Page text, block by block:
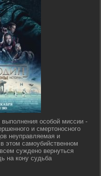
особой миссии -
и смертоносного
неуправляемая и
этом самоубийственном
суждено вернуться
на кону судьба